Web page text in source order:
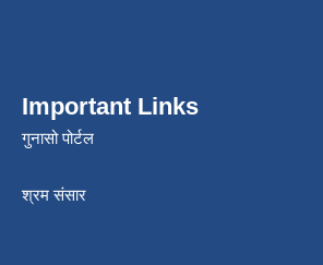
Important Links
गुनासो पोर्टल
श्रम संसार